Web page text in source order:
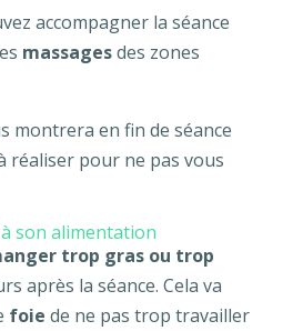
accompagner la séance
massagesdes zones
montrera en fin de séance
réaliser pour ne pas vous
son alimentation
trop gras ou trop
après la séance. Cela va
foie de ne pas trop travailler